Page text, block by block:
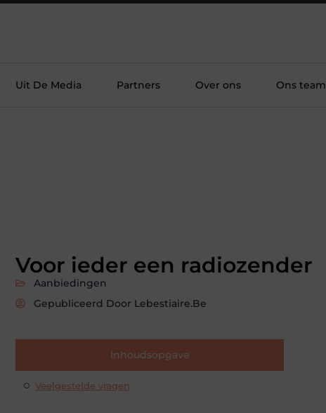
Uit De Media Partners Over ons Ons team
Voor ieder een radiozender
Aanbiedingen
Gepubliceerd Door Lebestiaire.be
Inhoudsopgave
Veelgestelde vragen